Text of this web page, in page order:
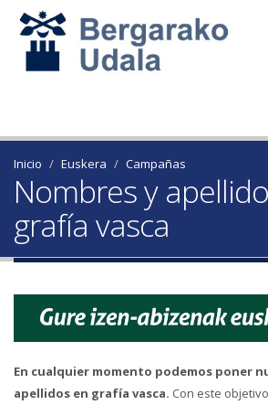
Inicio Euskera Campañas
Nombres y
grafía vasca
En cualquier momento podemos poner
apellidos en grafía vasca. Con este